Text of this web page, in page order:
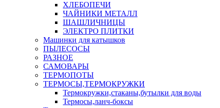
ХЛЕБОПЕЧИ
ЧАЙНИКИ МЕТАЛЛ
ШАШЛИЧНИЦЫ
ЭЛЕКТРО ПЛИТКИ
Машинки для катышков
ПЫЛЕСОСЫ
РАЗНОЕ
САМОВАРЫ
ТЕРМОПОТЫ
ТЕРМОСЫ,ТЕРМОКРУЖКИ
Термокружки,стаканы,бутылки для воды
Термосы,ланч-боксы